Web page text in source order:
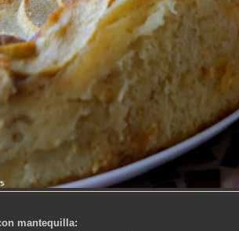
mantequilla: